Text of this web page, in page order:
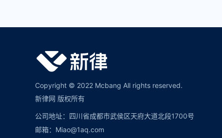
Copyright © 2022 Mcbang All rights reserved.
新律网 版权所有
公司地址：四川省成都市武侯区天府大道北段1700号
邮箱：Miao@1aq.com